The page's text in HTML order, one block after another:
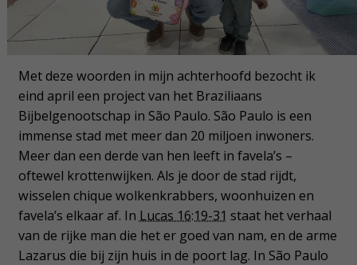
Met deze woorden in mijn achterhoofd bezocht ik
eind april een project van het Braziliaans
Bijbelgenootschap in São Paulo. São Paulo is een
immense stad met meer dan 20 miljoen inwoners.
Meer dan een derde van hen leeft in favela’s –
oftewel krottenwijken. Als je door de stad rijdt,
wisselen chique wolkenkrabbers, woonhuizen en
favela’s elkaar af. In Lucas 16:19-31 staat het verhaal
van de rijke man die het er goed van nam, en de arme
Lazarus die bij zijn huis in de poort lag. In São Paulo